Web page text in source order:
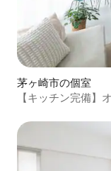
茅ヶ崎市の個室
【キッチン完備】